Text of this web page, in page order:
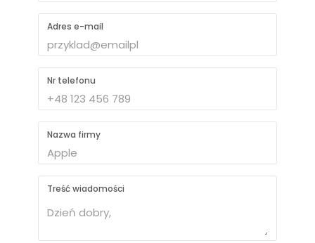
Adres e-mail
Nr telefonu
Nazwa firmy
Treść wiadomości